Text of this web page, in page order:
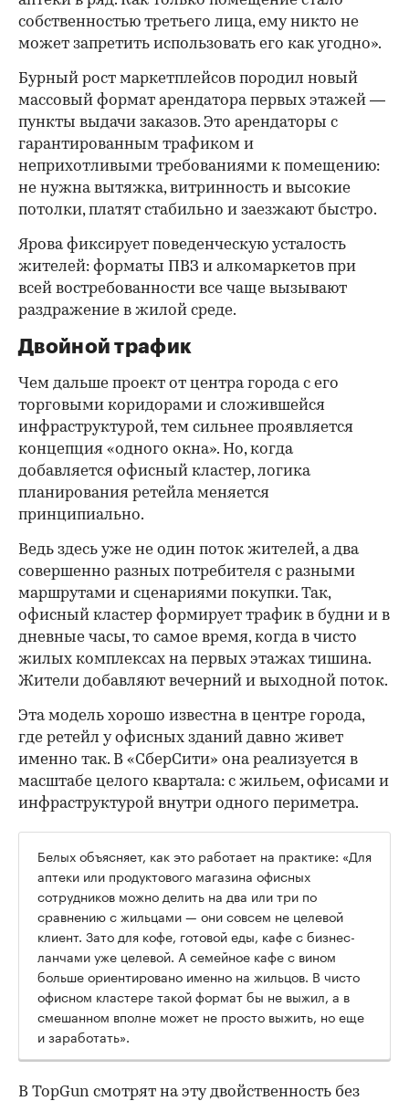
собственностью третьего лица, ему никто не
может запретить использовать его как угодно».
Бурный рост маркетплейсов породил новый
массовый формат арендатора первых этажей —
пункты выдачи заказов. Это арендаторы с
гарантированным трафиком и
неприхотливыми требованиями к помещению:
не нужна вытяжка, витринность и высокие
потолки, платят стабильно и заезжают быстро.
Ярова фиксирует поведенческую усталость
жителей: форматы ПВЗ и алкомаркетов при
всей востребованности все чаще вызывают
раздражение в жилой среде.
Двойной трафик
Чем дальше проект от центра города с его
торговыми коридорами и сложившейся
инфраструктурой, тем сильнее проявляется
концепция «одного окна». Но, когда
добавляется офисный кластер, логика
планирования ретейла меняется
принципиально.
Ведь здесь уже не один поток жителей, а два
совершенно разных потребителя с разными
маршрутами и сценариями покупки. Так,
офисный кластер формирует трафик в будни и в
дневные часы, то самое время, когда в чисто
жилых комплексах на первых этажах тишина.
Жители добавляют вечерний и выходной поток.
Эта модель хорошо известна в центре города,
где ретейл у офисных зданий давно живет
именно так. В «СберСити» она реализуется в
масштабе целого квартала: с жильем, офисами и
инфраструктурой внутри одного периметра.
Белых объясняет, как это работает на практике: «Для
аптеки или продуктового магазина офисных
сотрудников можно делить на два или три по
сравнению с жильцами — они совсем не целевой
клиент. Зато для кофе, готовой еды, кафе с бизнес-
ланчами уже целевой. А семейное кафе с вином
больше ориентировано именно на жильцов. В чисто
офисном кластере такой формат бы не выжил, а в
смешанном вполне может не просто выжить, но еще
и заработать».
В TopGun смотрят на эту двойственность без